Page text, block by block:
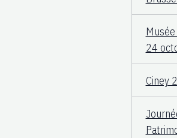
24
Ciney